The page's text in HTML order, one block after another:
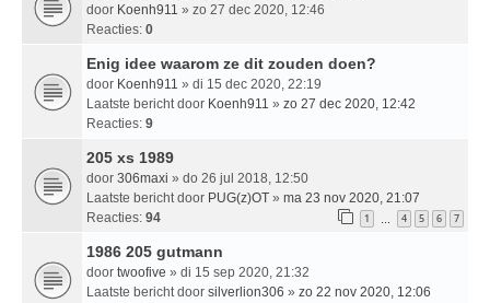
door Koenh911 » zo 27 dec 2020, 12:46
Reacties: 0
Enig idee waarom ze dit zouden doen?
door Koenh911 » di 15 dec 2020, 22:19
Laatste bericht door Koenh911 » zo 27 dec 2020, 12:42
Reacties: 9
205 xs 1989
door 306maxi » do 26 jul 2018, 12:50
Laatste bericht door PUG(z)OT » ma 23 nov 2020, 21:07
Reacties: 94 1 … 4 5 6 7
1986 205 gutmann
door twoofive » di 15 sep 2020, 21:32
Laatste bericht door silverlion306 » zo 22 nov 2020, 12:06